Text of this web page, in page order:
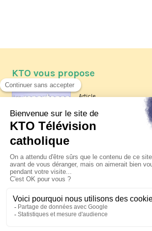
KTO vous propose
Article
Les reportages d'été
La visite pastorale du
XIV à Assise à suivre
jeudi 6 août
Le pape en Uruguay,
Pérou du 6 au 17